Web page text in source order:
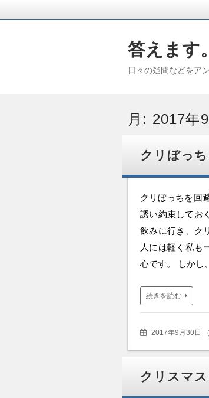
答えます。
日々の疑問などをア
月: 2017年9
クリぼっ
クリぼっちを回
誘い約束してお
飲みに行き、ク
人には軽く私も
心です。 しかし
続きを読む
2017年9月30日 （
クリスマ